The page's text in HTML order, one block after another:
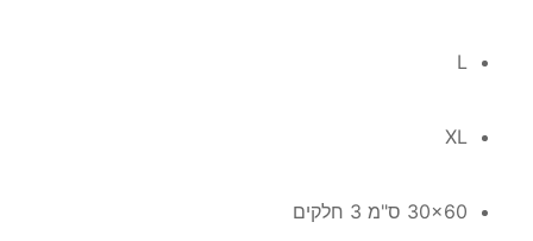
L
XL
30x60 ס"מ 3 חלקים